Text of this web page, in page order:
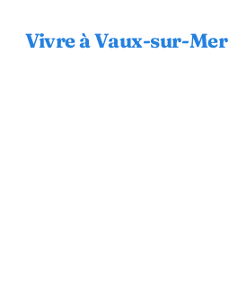
Vivre à Vaux-sur-Mer